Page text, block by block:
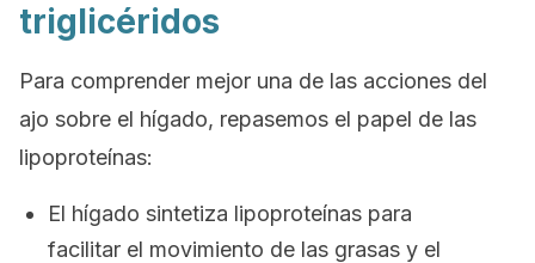
triglicéridos
Para comprender mejor una de las acciones del
ajo sobre el hígado, repasemos el papel de las
lipoproteínas:
El hígado sintetiza lipoproteínas para
facilitar el movimiento de las grasas y el